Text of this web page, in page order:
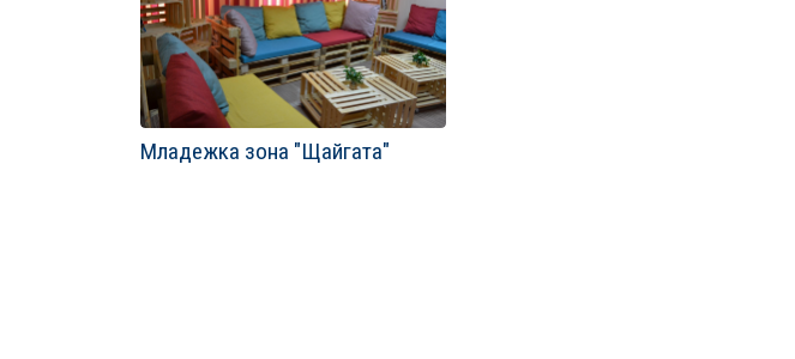
Младежка зона "Щайгата"